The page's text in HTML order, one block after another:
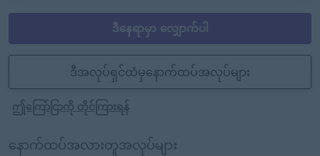
ဒီနေရာမှာ လျှောက်ပါ
ဒီအလုပ်ရှင်ထံမှနောက်ထပ်အလုပ်များ
ဤကြော်ငြာကို တိုင်ကြားရန်
နောက်ထပ်အလားတူအလုပ်များ